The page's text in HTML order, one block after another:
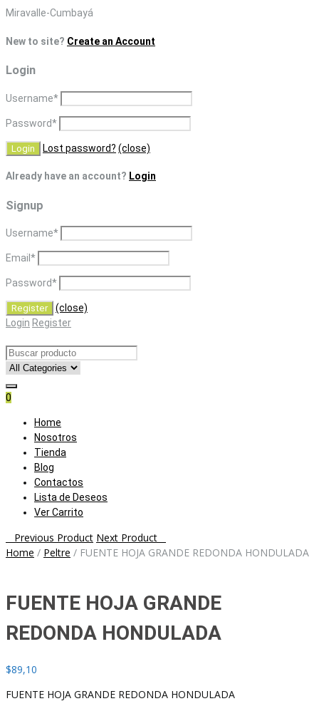
Skip
content
Miravalle-Cumbayá
New to site? Create an Account
Login
Username*
Password*
Lost password? (close)
Already have an account? Login
Signup
Username*
Email *
Password*
(close)
Login Register
0
Skip
content
Home
Nosotros
Tienda
Blog
Contactos
Lista de Deseos
Ver Carrito
Post
navigation
Previous Product Next Product
Home / Peltre / FUENTE HOJA GRANDE REDONDA HONDULADA
FUENTE HOJA GRANDE
REDONDA HONDULADA
$89,10
FUENTE HOJA GRANDE REDONDA HONDULADA